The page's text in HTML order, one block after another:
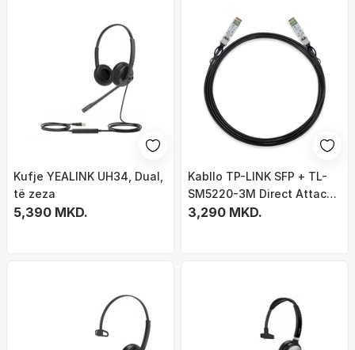
Kufje YEALINK UH34, Dual,
të zeza
5,390 MKD.
Kabllo TP-LINK SFP + TL-
SM5220-3M Direct Attach
10Gbit, 3m
3,290 MKD.